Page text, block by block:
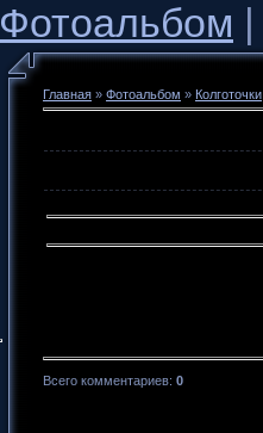
Фотоальбом |
Главная » Фотоальбом » Колготочки
Всего комментариев: 0